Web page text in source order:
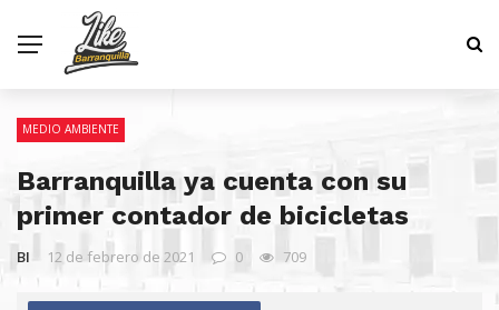
MEDIO AMBIENTE
Barranquilla ya cuenta con su
primer contador de bicicletas
BI 12 de febrero de 2021 0 709